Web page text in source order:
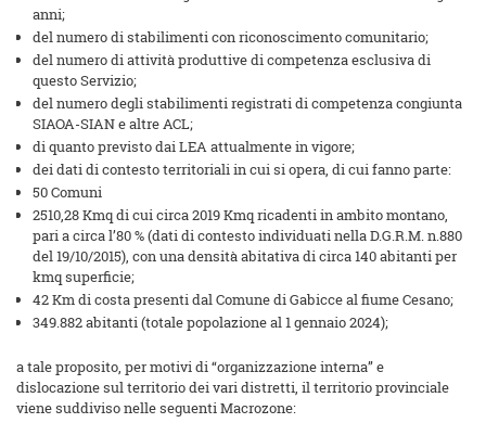
anni;
del numero di stabilimenti con riconoscimento comunitario;
del numero di attività produttive di competenza esclusiva di
questo Servizio;
del numero degli stabilimenti registrati di competenza congiunta
SIAOA-SIAN e altre ACL;
di quanto previsto dai LEA attualmente in vigore;
dei dati di contesto territoriali in cui si opera, di cui fanno parte:
50 Comuni
2510,28 Kmq di cui circa 2019 Kmq ricadenti in ambito montano,
pari a circa l’80 % (dati di contesto individuati nella D.G.R.M. n.880
del 19/10/2015), con una densità abitativa di circa 140 abitanti per
kmq superficie;
42 Km di costa presenti dal Comune di Gabicce al fiume Cesano;
349.882 abitanti (totale popolazione al 1 gennaio 2024);
a tale proposito, per motivi di “organizzazione interna” e
dislocazione sul territorio dei vari distretti, il territorio provinciale
viene suddiviso nelle seguenti Macrozone: